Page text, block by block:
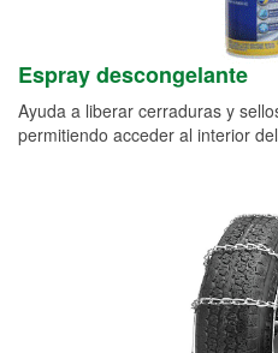
Espray descongelante
Ayuda a liberar cerraduras y
permitiendo acceder al interior